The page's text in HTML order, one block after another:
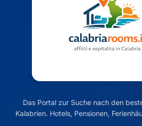
Das Portal zur Suche nach den
Kalabrien. Hotels, Pensionen,